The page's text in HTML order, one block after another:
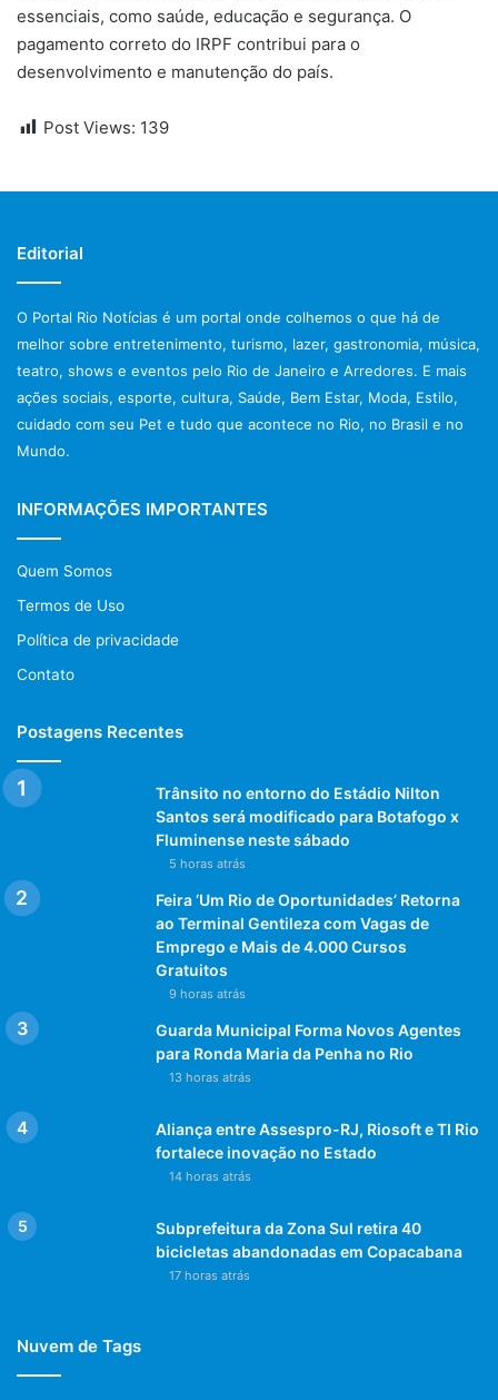
essenciais, como saúde, educação e segurança. O
pagamento correto do IRPF contribui para o
desenvolvimento e manutenção do país.
Post Views: 139
Editorial
O Portal Rio Notícias é um portal onde colhemos o que há de
melhor sobre entretenimento, turismo, lazer, gastronomia, música,
teatro, shows e eventos pelo Rio de Janeiro e Arredores. E mais
ações sociais, esporte, cultura, Saúde, Bem Estar, Moda, Estilo,
cuidado com seu Pet e tudo que acontece no Rio, no Brasil e no
Mundo.
INFORMAÇÕES IMPORTANTES
Quem Somos
Termos de Uso
Política de privacidade
Contato
Postagens Recentes
Trânsito no entorno do Estádio Nilton
Santos será modificado para Botafogo x
Fluminense neste sábado
5 horas atrás
Feira ‘Um Rio de Oportunidades’ Retorna
ao Terminal Gentileza com Vagas de
Emprego e Mais de 4.000 Cursos
Gratuitos
9 horas atrás
Guarda Municipal Forma Novos Agentes
para Ronda Maria da Penha no Rio
13 horas atrás
Aliança entre Assespro-RJ, Riosoft e TI Rio
fortalece inovação no Estado
14 horas atrás
Subprefeitura da Zona Sul retira 40
bicicletas abandonadas em Copacabana
17 horas atrás
Nuvem de Tags